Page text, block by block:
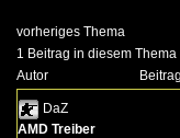
vorheriges Thema
1 Beitrag in diesem Thema
Autor
Beitrag
DaZ
AMD Treiber